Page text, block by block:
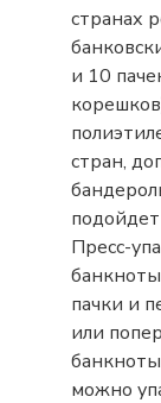
странах
и 10
стран,
подойдет
Пресс-
пачки и
или
можно